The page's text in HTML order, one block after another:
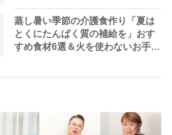
蒸し暑い季節の介護食作り「夏は
とくにたんぱく質の補給を」おす
すめ食材6選＆火を使わないお手軽